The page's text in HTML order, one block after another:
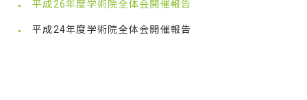
平成26年度学術院全体会開催報告
平成24年度学術院全体会開催報告